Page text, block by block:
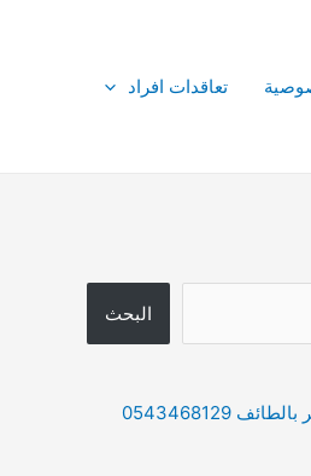
تعاقدات افراد
البحث
شركة تصميم نوافير بالطائف 0543468129